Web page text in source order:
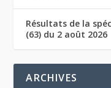
Résultats de la
(63) du 2 août 2026
ARCHIVES